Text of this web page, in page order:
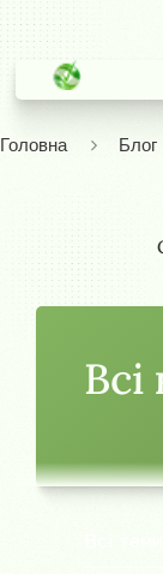
Головна Блог
Всi